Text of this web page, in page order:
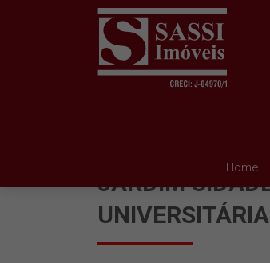
Home
JARDIM